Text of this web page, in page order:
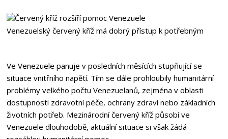
Venezuelský červený kříž má dobrý přístup k potřebným
Ve Venezuele panuje v posledních měsících stupňující se
situace vnitřního napětí. Tím se dále prohloubily humanitární
problémy velkého počtu Venezuelanů, zejména v oblasti
dostupnosti zdravotní péče, ochrany zdraví nebo základních
životních potřeb. Mezinárodní červený kříž působí ve
Venezuele dlouhodobě, aktuální situace si však žádá